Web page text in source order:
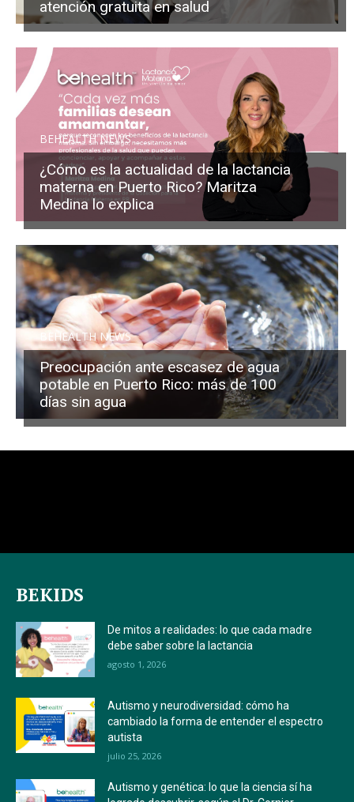
atención gratuita en salud
BEHEALTH NEWS
¿Cómo es la actualidad de la lactancia
materna en Puerto Rico? Maritza
Medina lo explica
BEHEALTH NEWS
Preocupación ante escasez de agua
potable en Puerto Rico: más de 100
días sin agua
BEKIDS
De mitos a realidades: lo que cada madre
debe saber sobre la lactancia
agosto 1, 2026
Autismo y neurodiversidad: cómo ha
cambiado la forma de entender el espectro
autista
julio 25, 2026
Autismo y genética: lo que la ciencia sí ha